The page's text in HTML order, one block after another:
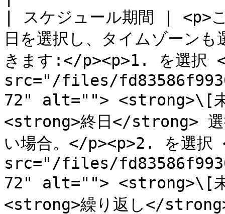
| スケジュール期間 | <p>
日を選択し、タイムゾーン
きます:</p><p>1. を選択
src="/files/
72" alt=""> <strong>\[未
<strong>終日</strong> 選
い場合。</p><p>2. を選択
src="/files/
72" alt=""> <strong>\[未
<strong>繰り返し</